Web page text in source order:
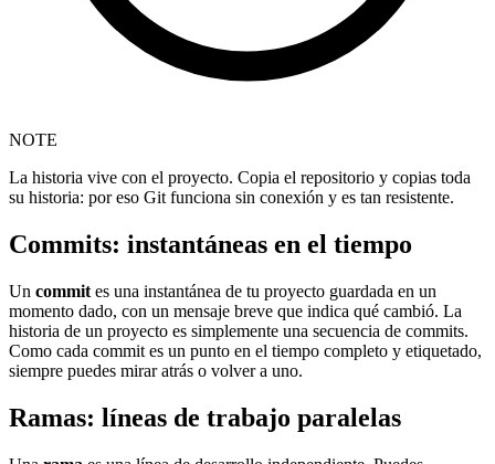
NOTE
La historia vive con el proyecto. Copia el repositorio y copias toda
su historia: por eso Git funciona sin conexión y es tan resistente.
Commits: instantáneas en el tiempo
Un commit es una instantánea de tu proyecto guardada en un
momento dado, con un mensaje breve que indica qué cambió. La
historia de un proyecto es simplemente una secuencia de commits.
Como cada commit es un punto en el tiempo completo y etiquetado,
siempre puedes mirar atrás o volver a uno.
Ramas: líneas de trabajo paralelas